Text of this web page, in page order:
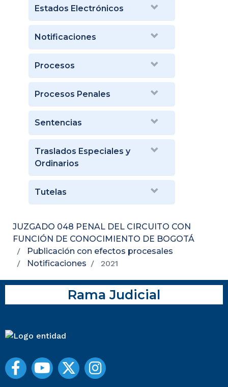
Estados Electrónicos
Notificaciones
Procesos
Procesos Penales
Sentencias
Traslados Especiales y
Ordinarios
Tutelas
JUZGADO 048 PENAL DEL CIRCUITO CON
FUNCIÓN DE CONOCIMIENTO DE BOGOTÁ
Publicación con efectos procesales
Notificaciones
2021
Rama Judicial